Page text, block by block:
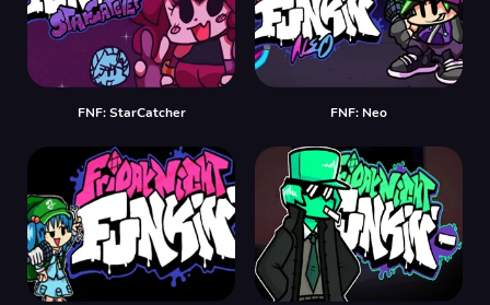
FNF: StarCatcher FNF: Neo